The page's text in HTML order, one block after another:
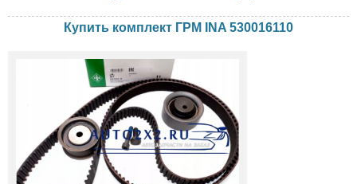
Купить комплект ГРМ INA 530016110